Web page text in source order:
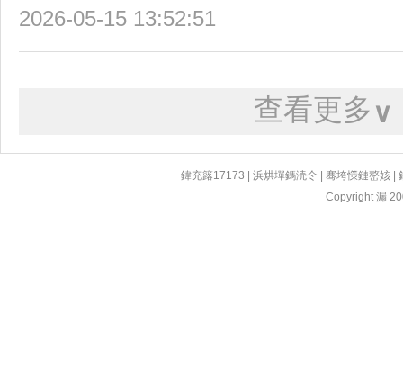
2026-05-15 13:52:51
查看更多 ∨
鍏充簬17173 |浜烘墠鎷涜仒 |骞垮憡鏈嶅姟 |
Copyright 漏